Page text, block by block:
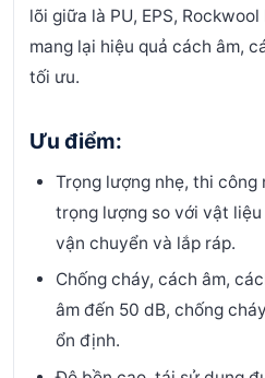
lõi giữa là PU, EPS,
mang lại hiệu quả cách âm,
tối ưu.
Ưu điểm:
Trọng lượng nhẹ, thi công
trọng lượng so với vật
vận chuyển và lắp ráp.
Chống cháy, cách âm,
âm đến 50 dB, chống
ổn định.